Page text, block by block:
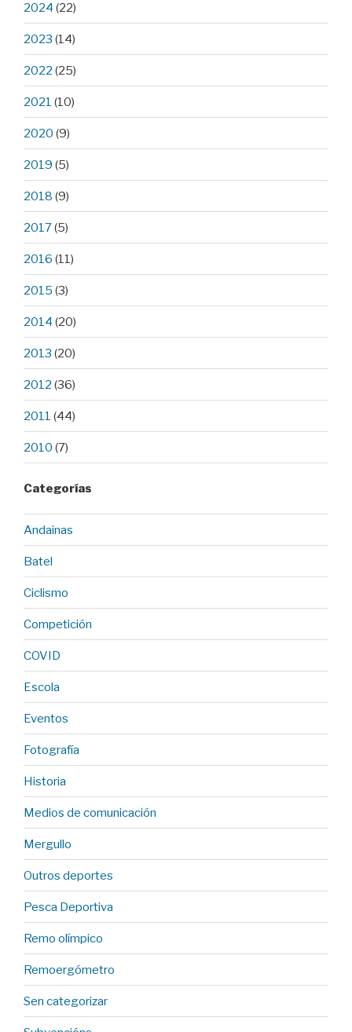
2024 (22)
2023 (14)
2022 (25)
2021 (10)
2020 (9)
2019 (5)
2018 (9)
2017(5)
2016 (11)
2015 (3)
2014 (20)
2013 (20)
2012 (36)
2011 (44)
2010 (7)
Categorías
Andainas
Batel
Ciclismo
Competición
COVID
Escola
Eventos
Fotografía
Historia
Medios de comunicación
Mergullo
Outros deportes
Pesca Deportiva
Remo olímpico
Remoergómetro
Sen categorizar